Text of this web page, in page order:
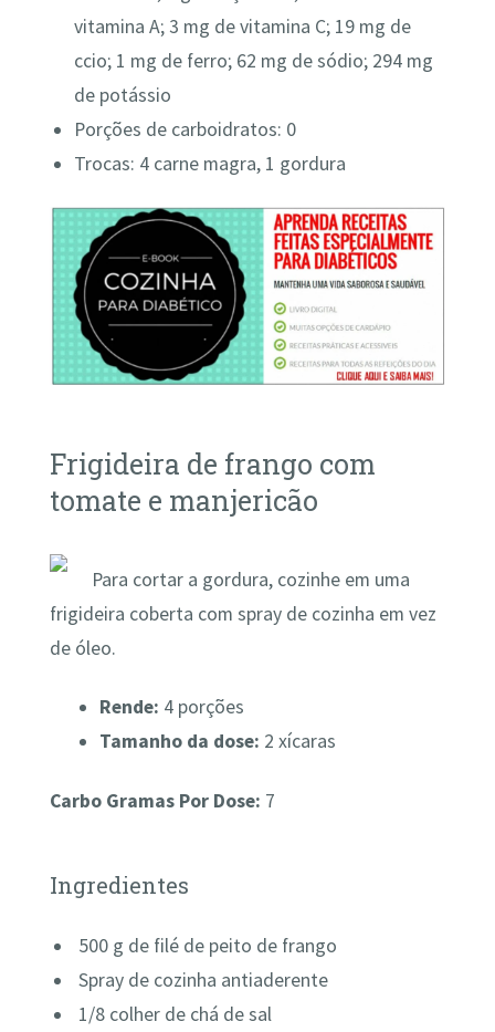
vitamina A; 3 mg de vitamina C; 19 mg de
ccio; 1 mg de ferro; 62 mg de sódio; 294 mg
de potássio
Porções de carboidratos: 0
Trocas: 4 carne magra, 1 gordura
Frigideira de frango com
tomate e manjericão
Para cortar a gordura, cozinhe em uma
frigideira coberta com spray de cozinha em vez
de óleo.
Rende: 4 porções
Tamanho da dose: 2 xícaras
Carbo Gramas Por Dose: 7
Ingredientes
500 g de filé de peito de frango
Spray de cozinha antiaderente
1/8 colher de chá desal